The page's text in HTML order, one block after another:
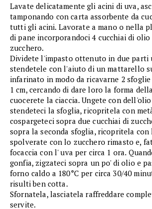
Lavate delicatamente gli acini di uva,
tamponando con carta assorbente da
tutti gli acini. Lavorate a mano o nella
di pane incorporandoci 4 cucchiai di olio
zucchero.
Dividete l'impasto ottenuto in due parti
stendetele con l'aiuto di un mattarello
infarinato in modo da ricavarne 2
1 cm, cercando di dare loro la forma
cuocerete la ciaccia. Ungete con
stendeteci la sfoglia, ricopritela con
cospargeteci sopra due cucchiai di
sopra la seconda sfoglia, ricopritela con
spolverate con lo zucchero rimasto e,
focaccia con l' uva per circa 1 ora.
gonfia, zigzateci sopra un po' di olio e
forno caldo a 180°C per circa 30/40
risulti ben cotta.
Sfornatela, lasciatela raffreddare
servite.